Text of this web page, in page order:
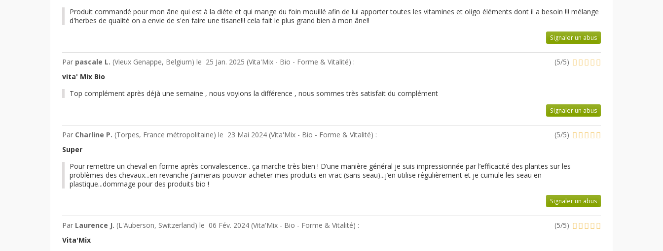
Produit commandé pour mon âne qui est à la diéte et qui mange du foin mouillé afin de lui apporter toutes les vitamines et oligo éléments dont il a besoin !!! mélange
d'herbes de qualité on a envie de s'en faire une tisane!!! cela fait le plus grand bien à mon âne!!
Signaler un abus
Par pascale L. (Vieux Genappe, Belgium) le 25 Jan. 2025 (Vita'Mix - Bio - Forme & Vitalité) : (5/5)
vita' Mix Bio
Top complément après déjà une semaine , nous voyions la différence , nous sommes très satisfait du complément
Signaler un abus
Par Charline P. (Torpes, France métropolitaine) le 23 Mai 2024 (Vita'Mix - Bio - Forme & Vitalité) : (5/5)
Super
Pour remettre un cheval en forme après convalescence.. ça marche très bien ! D’une manière général je suis impressionnée par l’efficacité des plantes sur les
problèmes des chevaux...en revanche j’aimerais pouvoir acheter mes produits en vrac (sans seau)...j’en utilise régulièrement et je cumule les seau en
plastique...dommage pour des produits bio !
Signaler un abus
Par Laurence J. (L'Auberson, Switzerland) le 06 Fév. 2024 (Vita'Mix - Bio - Forme & Vitalité) : (5/5)
Vita'Mix